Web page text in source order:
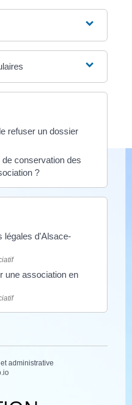
refuser un dossier
conservation des
?
légales d'Alsace-
une association en
administrative